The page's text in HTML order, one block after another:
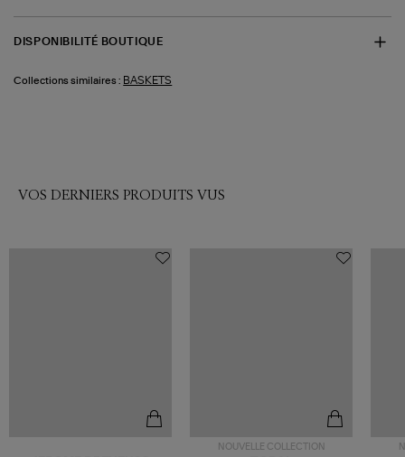
DISPONIBILITÉ BOUTIQUE
Collections similaires : BASKETS
VOS DERNIERS PRODUITS VUS
NOUVELLE COLLECTION